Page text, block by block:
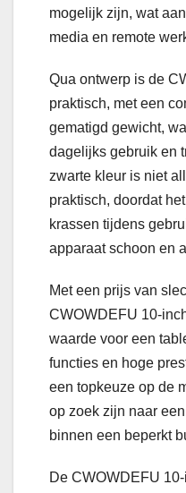
mogelijk zijn, wat
media en remote
Qua ontwerp is de
praktisch, met een
gematigd gewicht,
dagelijks gebruik en
zwarte kleur is niet
praktisch, doordat
krassen tijdens
apparaat schoon en
Met een prijs van
CWOWDEFU 10-
waarde voor een
functies en hoge
een topkeuze op de
op zoek zijn naar
binnen een beperkt
De CWOWDEFU